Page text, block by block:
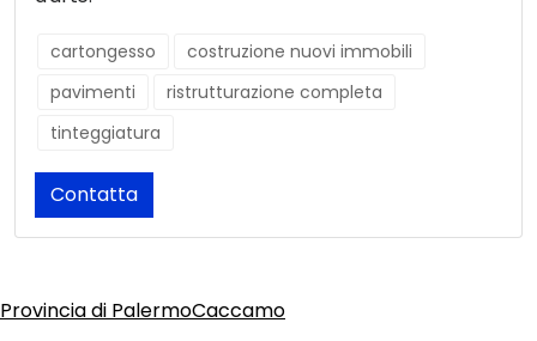
cartongesso
costruzione nuovi immobili
pavimenti
ristrutturazione completa
tinteggiatura
Contatta
Provincia di PalermoCaccamo